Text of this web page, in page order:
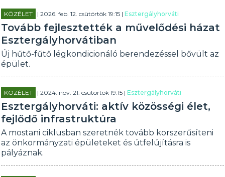
KÖZÉLET | 2026. feb. 12. csütörtök 19:15 |Esztergályhorváti
Tovább fejlesztették a művelődési házat
Esztergályhorvátiban
Új hűtő-fűtő légkondicionáló berendezéssel bővült az
épület.
KÖZÉLET | 2024. nov. 21. csütörtök 19:15 |Esztergályhorváti
Esztergályhorváti: aktív közösségi élet,
fejlődő infrastruktúra
A mostani ciklusban szeretnék tovább korszerűsíteni
az önkormányzati épületeket és útfelújításra is
pályáznak.